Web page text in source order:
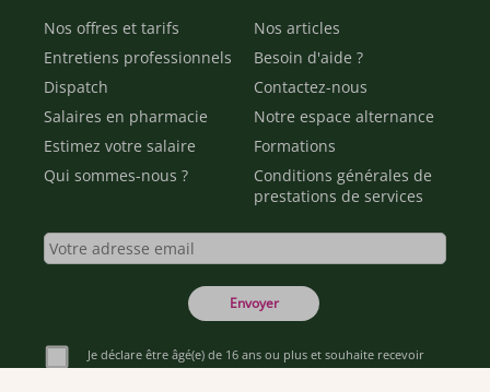
Nos offres et tarifs
Entretiens professionnels
Dispatch
Salaires en pharmacie
Estimez votre salaire
Qui sommes-nous ?
Nos articles
Besoin d'aide ?
Contactez-nous
Notre espace alternance
Formations
Conditions générales de
prestations de services
Envoyer
Je déclare être âgé(e) de 16 ans ou plus et souhaite recevoir